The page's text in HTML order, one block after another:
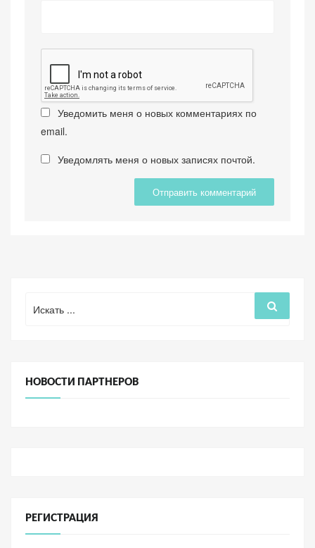
Уведомить меня о новых комментариях по
email.
Уведомлять меня о новых записях почтой.
для:
Поиск
НОВОСТИ ПАРТНЕРОВ
РЕГИСТРАЦИЯ